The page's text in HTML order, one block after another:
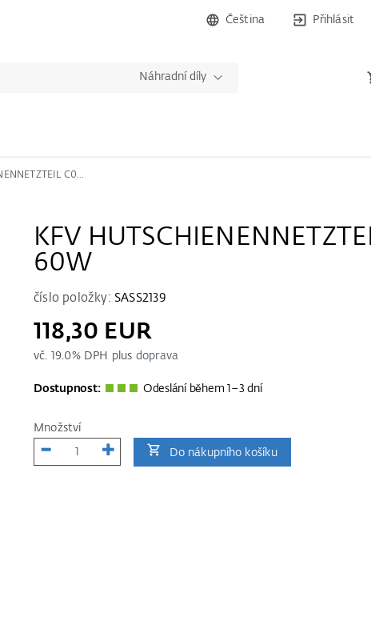
Čeština Přihlásit
Náhradní díly
KFV HUTSCHIENENNETZTEIL C0-60W
KFV
60W
číslo položky: SASS2139
118,30 EUR
vč. 19.0% DPH plus doprava
Dostupnost: Odeslání během 1–3 dní
Množství
Do nákupního košíku